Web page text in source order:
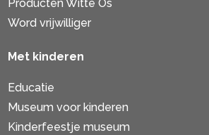
Producten Witte Os
Word vrijwilliger
Met kinderen
Educatie
Museum voor kinderen
Kinderfeestje museum